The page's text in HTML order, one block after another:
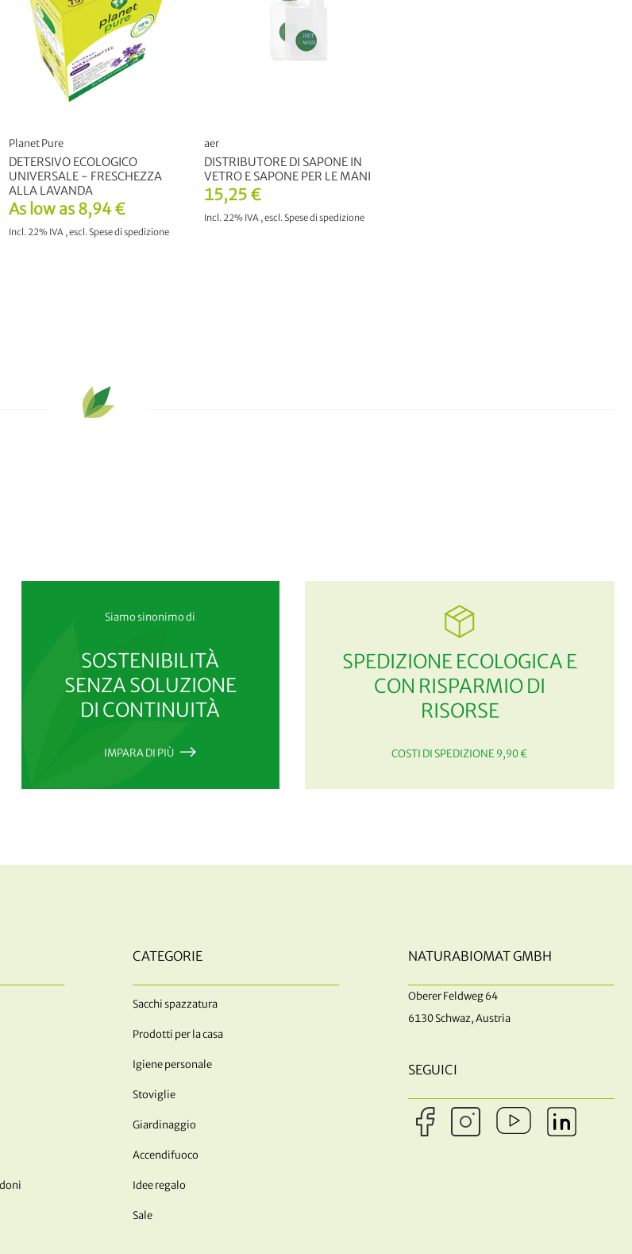
As low as 8,94 €
Incl. 22% IVA ,escl.Spese di spedizione
Planet Pure
DETERSIVO ECOLOGICO
UNIVERSALE - FRESCHEZZA
ALLA LAVANDA
15,25 €
Incl. 22% IVA ,escl.Spese di spedizione
aer
DISTRIBUTORE DI SAPONE IN
VETRO E SAPONE PER LE MANI
Siamo sinonimo di
SOSTENIBILITÀ
SENZA SOLUZIONE
DI CONTINUITÀ
IMPARA DI PIÙ
SPEDIZIONE ECOLOGICA E
CON RISPARMIO DI
RISORSE
COSTI DI SPEDIZIONE 9,90 €
CATEGORIE
Sacchi spazzatura
Prodotti per la casa
Igiene personale
Stoviglie
Giardinaggio
Accendifuoco
Idee regalo
Sale
NATURABIOMAT GMBH
Oberer Feldweg 64
6130 Schwaz, Austria
SEGUICI